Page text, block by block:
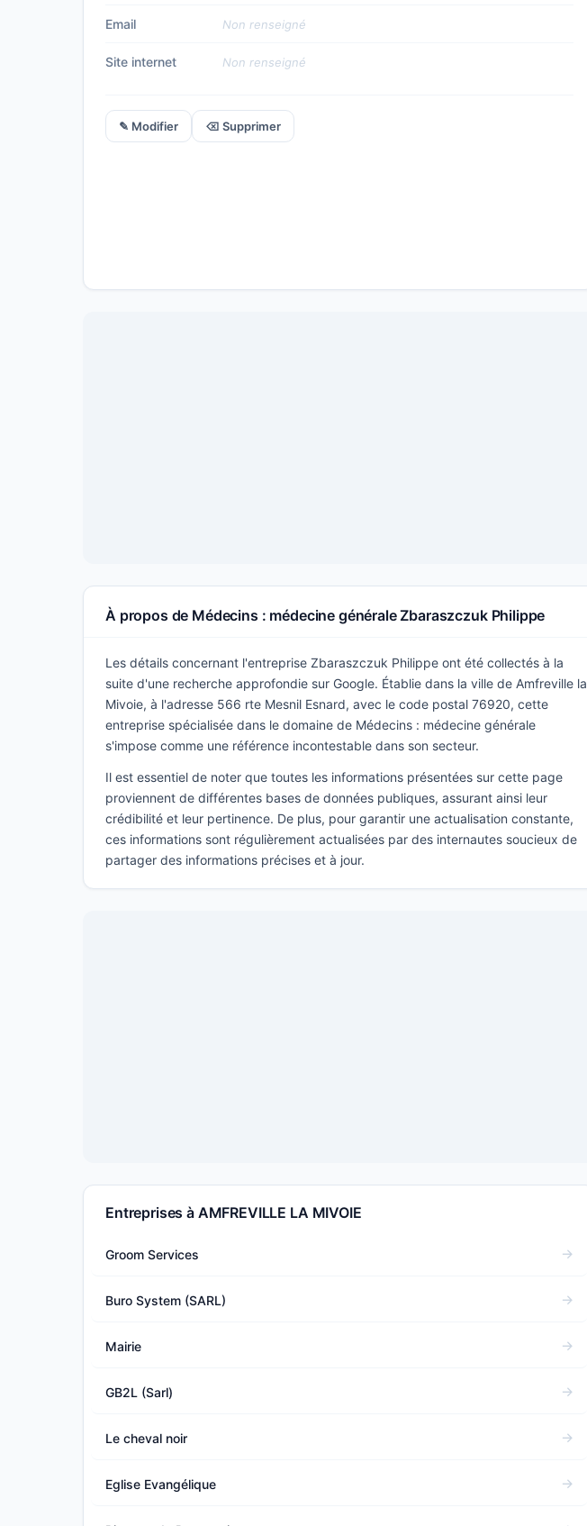
Email Non renseigné
Site internet Non renseigné
✎ Modifier ⌫ Supprimer
À propos de Médecins : médecine générale Zbaraszczuk Philippe
Les détails concernant l'entreprise Zbaraszczuk Philippe ont été collectés à la
suite d'une recherche approfondie sur Google. Établie dans la ville de Amfreville la
Mivoie, à l'adresse 566 rte Mesnil Esnard, avec le code postal 76920, cette
entreprise spécialisée dans le domaine de Médecins : médecine générale
s'impose comme une référence incontestable dans son secteur.
Il est essentiel de noter que toutes les informations présentées sur cette page
proviennent de différentes bases de données publiques, assurant ainsi leur
crédibilité et leur pertinence. De plus, pour garantir une actualisation constante,
ces informations sont régulièrement actualisées par des internautes soucieux de
partager des informations précises et à jour.
Entreprises à AMFREVILLE LA MIVOIE
Groom Services
Buro System (SARL)
Mairie
GB2L (Sarl)
Le cheval noir
Eglise Evangélique